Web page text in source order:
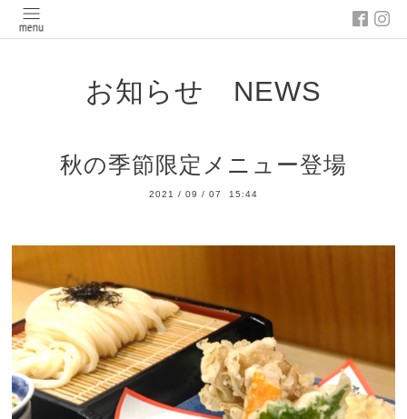
お知らせ NEWS
秋の季節限定メニュー登場
2021 / 09 / 07 15:44